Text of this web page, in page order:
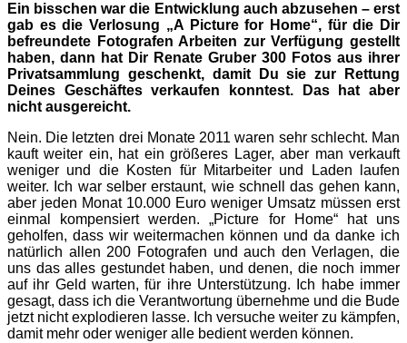
Ein bisschen war die Entwicklung auch abzusehen – erst
gab es die Verlosung „A Picture for Home“, für die Dir
befreundete Fotografen Arbeiten zur Verfügung gestellt
haben, dann hat Dir Renate Gruber 300 Fotos aus ihrer
Privatsammlung geschenkt, damit Du sie zur Rettung
Deines Geschäftes verkaufen konntest. Das hat aber
nicht ausgereicht.
Nein. Die letzten drei Monate 2011 waren sehr schlecht. Man
kauft weiter ein, hat ein größeres Lager, aber man verkauft
weniger und die Kos­ten für Mitarbeiter und Laden laufen
weiter. Ich war selber erstaunt, wie schnell das gehen kann,
aber jeden Monat 10.000 Euro weniger Umsatz müssen erst
einmal kompensiert werden. „Picture for Home“ hat uns
geholfen, dass wir weitermachen können und da danke ich
natürlich allen 200 Fotografen und auch den Verlagen, die
uns das alles gestundet haben, und denen, die noch immer
auf ihr Geld warten, für ihre Unterstützung. Ich habe immer
gesagt, dass ich die Verantwortung übernehme und die Bude
jetzt nicht explodieren lasse. Ich versuche weiter zu kämpfen,
damit mehr oder weniger alle bedient werden können.